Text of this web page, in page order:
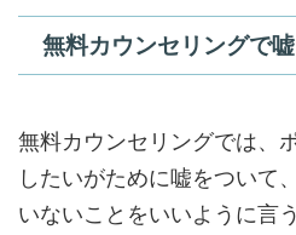
無料カウンセリングで
無料カウンセリングでは、
したいがために嘘をついて
いないことをいいように言